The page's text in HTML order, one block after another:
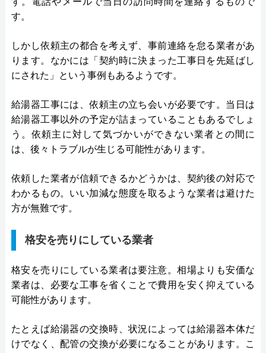
す。
しかし依頼主の都合を考えず、事前連絡を怠る業者があ
ります。なかには「契約時に決まった工事日を先延ばし
にされた」という事例もあるようです。
給湯器工事には、依頼主の立ち会いが必要です。当日は
給湯器工事以外の予定が詰まっていることもあるでしょ
う。依頼主に対して気づかいができない業者との間に
は、後々トラブルが生じる可能性があります。
依頼した業者が信頼できるかどうかは、契約後の対応で
わかるもの。いい加減な態度を取るような業者は避けた
方が無難です。
格安を売りにしている業者
格安を売りにしている業者は要注意。相場よりも安価な
業者は、必要な工事を省くことで費用を安く抑えている
可能性があります。
たとえば給湯器の交換時、状況によっては給湯器本体だ
けでなく、配管の交換が必要になることがあります。こ